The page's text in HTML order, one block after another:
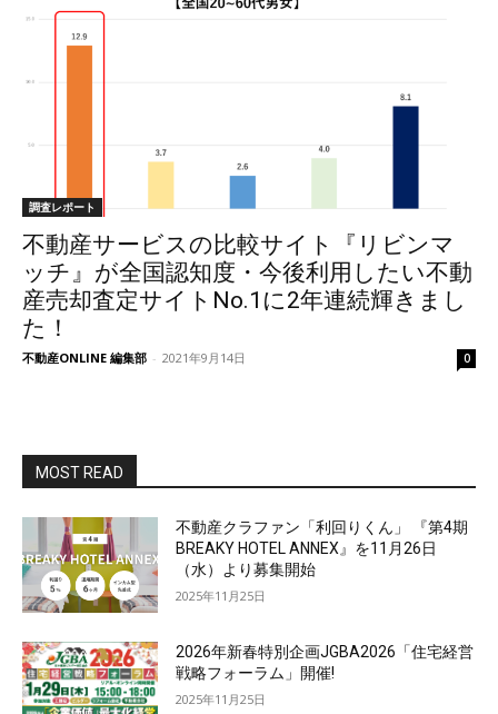
調査レポート
不動産サービスの比較サイト『リビンマ
ッチ』が全国認知度・今後利用したい不動
産売却査定サイトNo.1に2年連続輝きまし
た！
不動産ONLINE 編集部 - 2021年9月14日 0
MOST READ
不動産クラファン「利回りくん」 『第4期
BREAKY HOTEL ANNEX』を11月26日
（水）より募集開始
2025年11月25日
2026年新春特別企画JGBA2026「住宅経営
戦略フォーラム」開催!
2025年11月25日